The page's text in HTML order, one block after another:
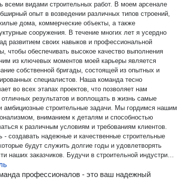
видами строительных работ. В моем арсенале
опыт в возведении различных типов строений,
дома, коммерческие объекты, а также
сооружения. В течение многих лет я усердно
развитием своих навыков и профессиональной
чтобы обеспечивать высокое качество выполнения
собственной бригады, состоящей из опытных и
специалистов. Наша команда тесно
во всех этапах проектов, что позволяет нам
отличных результатов и воплощать в жизнь самые
строительные задачи. Мы гордимся нашим
вниманием к деталям и способностью
к различным условиям и требованиям клиентов.
- создавать надежные и качественные строительные
будут служить долгие годы и удовлетворять
Будучи в строительной индустрии
многих лет, я всегда готов взяться за новые вызовы
любой сложности. Надеюсь, что наш опыт и
профессионалов - это ваш надежный